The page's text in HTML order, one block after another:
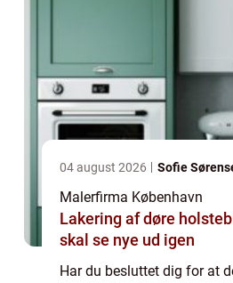
04 august 2026 Sofie
Malerfirma København
Lakering af døre holstebro når
skal se nye ud igen
Har du besluttet dig for at